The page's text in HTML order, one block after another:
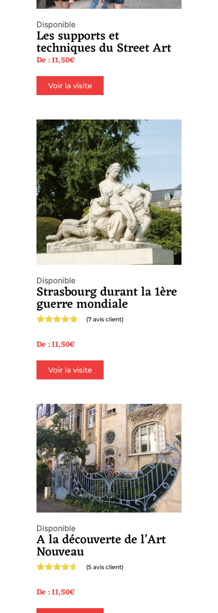
Disponible
Les supports et
techniques du Street Art
De :11,50€
Voir la visite
Disponible
Strasbourg durant la 1ère
guerre mondiale
basé sur
client
(7 avis client)
De :11,50€
Voir la visite
Disponible
A la découverte de l’Art
Nouveau
basé sur
client
(5 avis client)
De :11,50€